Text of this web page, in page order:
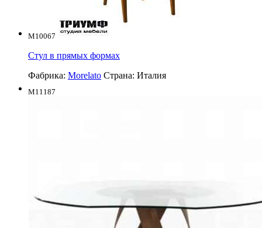
M10067
Стул в прямых формах
Фабрика: Morelato Страна: Италия
M11187